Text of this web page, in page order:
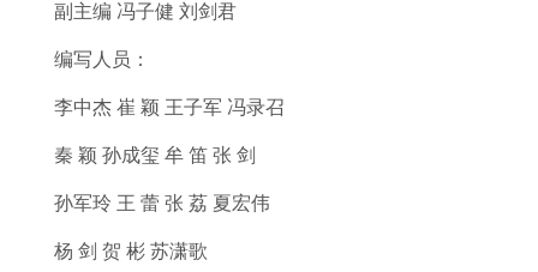
副主编 冯子健 刘剑君
编写人员：
李中杰 崔 颖 王子军 冯录召
秦 颖 孙成玺 牟 笛 张 剑
孙军玲 王 蕾 张 荔 夏宏伟
杨 剑 贺 彬 苏潇歌